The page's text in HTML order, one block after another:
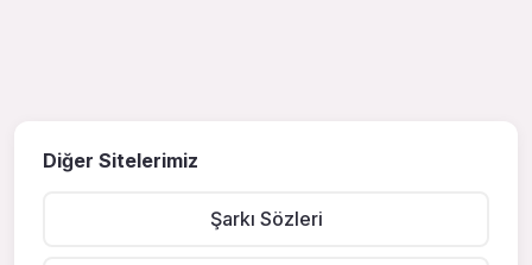
Diğer Sitelerimiz
Şarkı Sözleri